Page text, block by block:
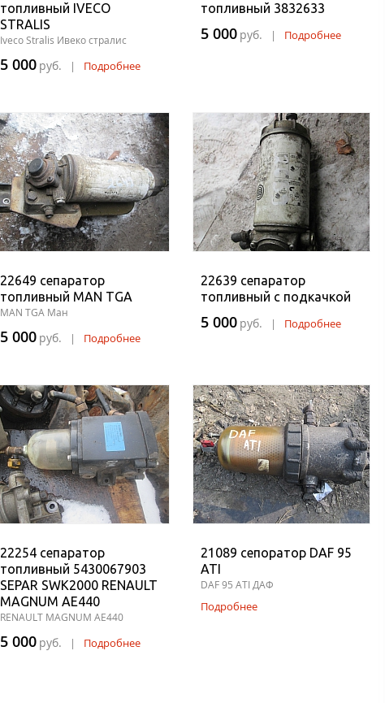
топливный IVECO
STRALIS
Iveco Stralis Ивеко стралис
5 000 руб. | Подробнее
топливный 3832633
5 000 руб. | Подробнее
22649 сепаратор
топливный MAN TGA
MAN TGA Ман
5 000 руб. | Подробнее
22639 сепаратор
топливный с подкачкой
5 000 руб. | Подробнее
22254 сепаратор
топливный 5430067903
SEPAR SWK2000 RENAULT
MAGNUM AE440
RENAULT MAGNUM AE440
5 000 руб. | Подробнее
21089 сепоратор DAF 95
ATI
DAF 95 ATI ДАФ
Подробнее